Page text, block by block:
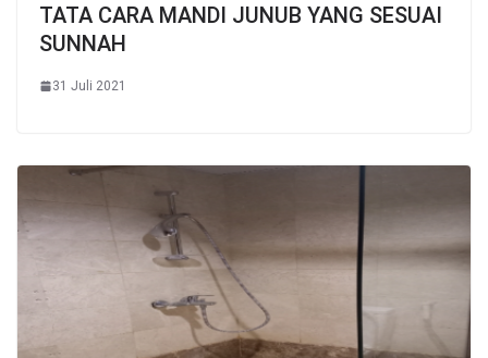
TATA CARA MANDI JUNUB YANG SESUAI
SUNNAH
31 Juli 2021